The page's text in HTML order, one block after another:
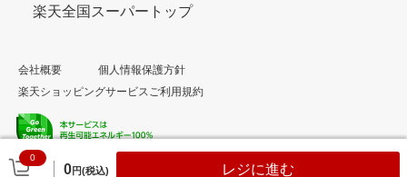
0
0円(税込) レジに進む
楽天全国スーパートップ
会社概要
個人情報保護方針
楽天ショッピングサービスご利用規約
© Rakuten Group, Inc.